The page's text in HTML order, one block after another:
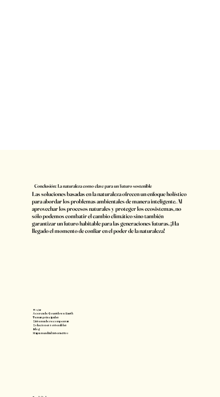
Conclusión: La naturaleza como clave para un futuro sostenible
Las soluciones basadas en la naturaleza ofrecen un enfoque holístico
para abordar los problemas ambientales de manera inteligente. Al
aprovechar los procesos naturales y proteger los ecosistemas, no
sólo podemos combatir el cambio climático sino también
garantizar un futuro habitable para las generaciones futuras. ¡Ha
llegado el momento de confiar en el poder de la naturaleza!
Hogar
Acerca de Countdown Earth
Temas principales
Sistema de recompensas
Soluciones sostenibles
Blog
Mapa mundial interactivo